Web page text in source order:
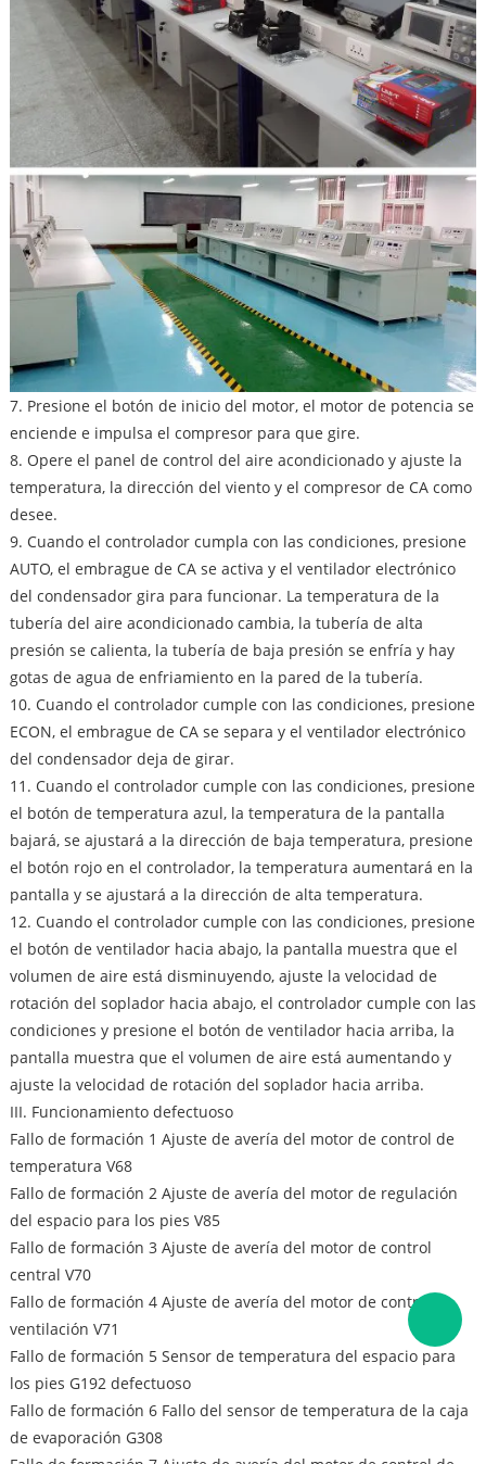
7. Presione el botón de inicio del motor, el motor de potencia se
enciende e impulsa el compresor para que gire.
8. Opere el panel de control del aire acondicionado y ajuste la
temperatura, la dirección del viento y el compresor de CA como
desee.
9. Cuando el controlador cumpla con las condiciones, presione
AUTO, el embrague de CA se activa y el ventilador electrónico
del condensador gira para funcionar. La temperatura de la
tubería del aire acondicionado cambia, la tubería de alta
presión se calienta, la tubería de baja presión se enfría y hay
gotas de agua de enfriamiento en la pared de la tubería.
10. Cuando el controlador cumple con las condiciones, presione
ECON, el embrague de CA se separa y el ventilador electrónico
del condensador deja de girar.
11. Cuando el controlador cumple con las condiciones, presione
el botón de temperatura azul, la temperatura de la pantalla
bajará, se ajustará a la dirección de baja temperatura, presione
el botón rojo en el controlador, la temperatura aumentará en la
pantalla y se ajustará a la dirección de alta temperatura.
12. Cuando el controlador cumple con las condiciones, presione
el botón de ventilador hacia abajo, la pantalla muestra que el
volumen de aire está disminuyendo, ajuste la velocidad de
rotación del soplador hacia abajo, el controlador cumple con las
condiciones y presione el botón de ventilador hacia arriba, la
pantalla muestra que el volumen de aire está aumentando y
ajuste la velocidad de rotación del soplador hacia arriba.
III. Funcionamiento defectuoso
Fallo de formación 1 Ajuste de avería del motor de control de
temperatura V68
Fallo de formación 2 Ajuste de avería del motor de regulación
del espacio para los pies V85
Fallo de formación 3 Ajuste de avería del motor de control
central V70
Fallo de formación 4 Ajuste de avería del motor de control de
ventilación V71
Fallo de formación 5 Sensor de temperatura del espacio para
los pies G192 defectuoso
Fallo de formación 6 Fallo del sensor de temperatura de la caja
de evaporación G308